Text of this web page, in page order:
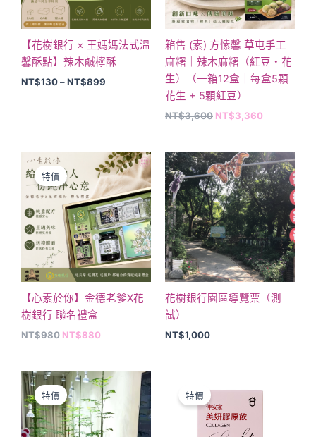
【花樹銀行 × 王媽媽法式溫
馨酥點】辣木鹹檸酥
NT$130–NT$899
款
式。
可
在
產
擇
選
項
箱售 (素) 方愫馨 草屯手工
麻糬｜辣木麻糬（紅豆・花
生）（一箱12盒｜每盒5顆
花生 + 5顆紅豆）
NT$3,600 NT$3,360
特價
【心素於你】金德老爹X花
樹銀行 聯名禮盒
NT$980
始
價
格：
NT$980。
NT$880
目
前
價
格：
NT$880。
花樹銀行園區導覽票（測
試）
NT$1,000
特價
原
始
價
格：
NT$20,000。
格：
NT$16,800。
此
產
品
有
特價
始
價
格：
NT$550。
前
價
格：